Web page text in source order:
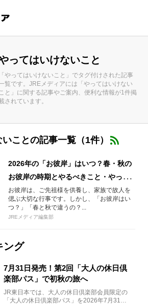
ってはいけないこと
「やってはいけないこと」でタグ付けされた記事
覧です。JREメディアには「やってはいけない
と」に関する記事やご案内、便利な情報が1件掲
されています。
ことの記事一覧（1件）
2026年の「お彼岸」はいつ？春・秋の
お彼岸の時期とやるべきこと・やって
はいけないことを解説！
お彼岸は、ご先祖様を供養し、家族で故人を
偲ぶ大切な行事です。しかし、「お彼岸はい
つ？」「春と秋で違うの？...
JREメディア編集部
ング
7月31日発売！第2回「大人の休日倶
楽部パス」で初秋の旅へ
JR東日本では、大人の休日倶楽部会員限定の
「大人の休日倶楽部パス」を2026年7月31日